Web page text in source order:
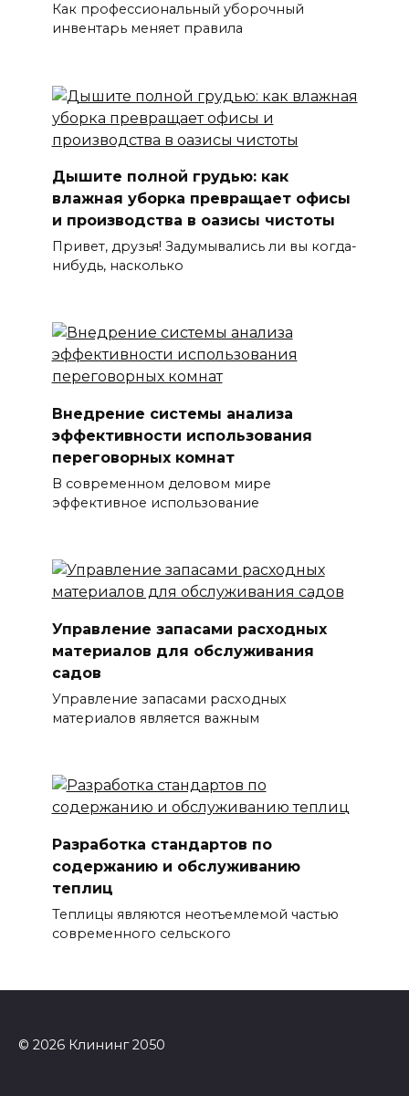
Как профессиональный уборочный
инвентарь меняет правила
Дышите полной грудью: как
влажная уборка превращает офисы
и производства в оазисы чистоты
Привет, друзья! Задумывались ли вы когда-
нибудь, насколько
Внедрение системы анализа
эффективности использования
переговорных комнат
В современном деловом мире
эффективное использование
Управление запасами расходных
материалов для обслуживания
садов
Управление запасами расходных
материалов является важным
Разработка стандартов по
содержанию и обслуживанию
теплиц
Теплицы являются неотъемлемой частью
современного сельского
© 2026 Клининг 2050